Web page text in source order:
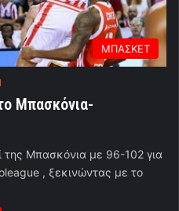
ΜΠΑΣΚΕΤ
Μπασκόνια-
Μπασκόνια με 96-102 για
, ξεκινώντας με το